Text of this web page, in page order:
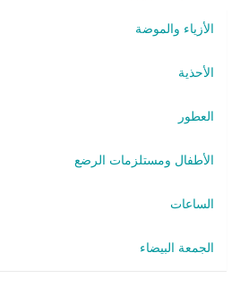
الأزياء والموضة
الأحذية
العطور
الأطفال ومستلزمات الرضع
الساعات
الجمعة البيضاء